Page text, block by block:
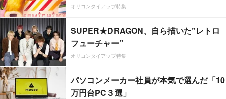
オリコンタイアップ特集
SUPER★DRAGON、自ら描いた”レトロ
フューチャー”
オリコンタイアップ特集
パソコンメーカー社員が本気で選んだ「10
万円台PC３選」